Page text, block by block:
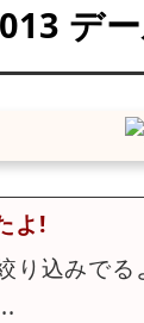
デ
よ!
り込みで